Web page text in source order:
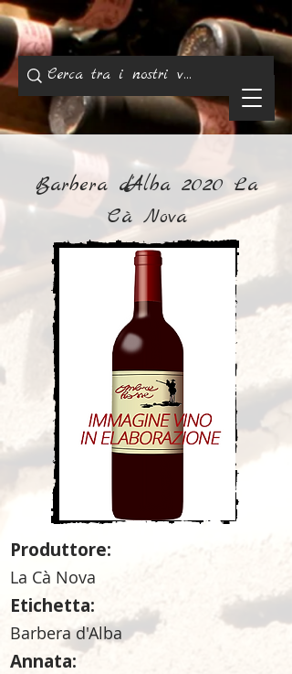
Barbera d'Alba 2020 La
Cà Nova
Produttore:
La Cà Nova
Etichetta:
Barbera d'Alba
Annata: